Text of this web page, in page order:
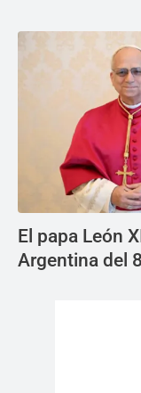
El papa León
Argentina del